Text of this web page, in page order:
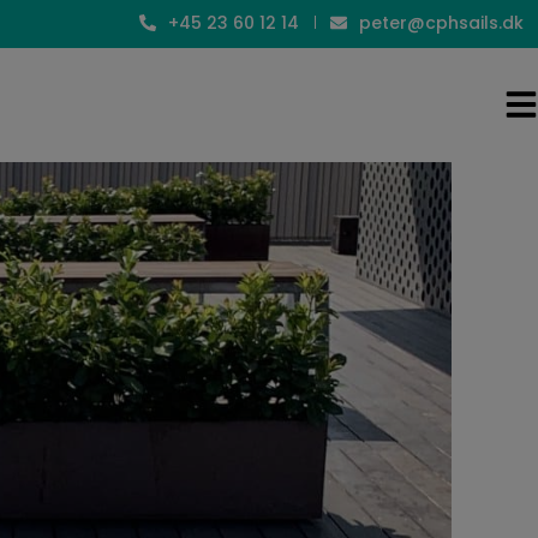
+45 23 60 12 14 peter@cphsails.dk